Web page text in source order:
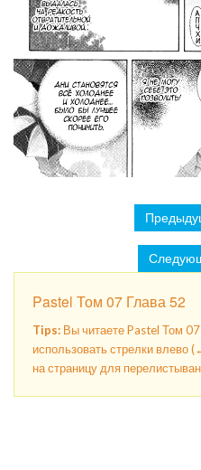
Pastel Том 07 Глава 52
Tips: Вы читаете Pastel Том
использовать стрелки
на страницу для